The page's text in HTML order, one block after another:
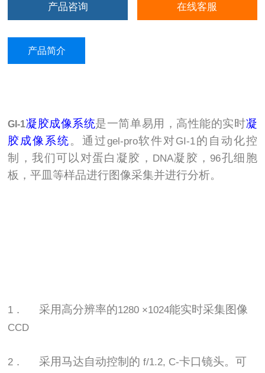
产品咨询 在线客服
产品简介
GI-1凝胶成像系统是一简单易用，高性能的实时凝
胶成像系统。通过gel-pro软件对GI-1 的自动化控
制，我们可以对蛋白凝胶， DNA凝胶， 96孔细胞
板，平皿等样品进行图像采集并进行分析。
1． 采用高分辨率的1280 ×1024能实时采集图像
CCD
2． 采用马达自动控制的 f/1.2, C-卡口镜头。可